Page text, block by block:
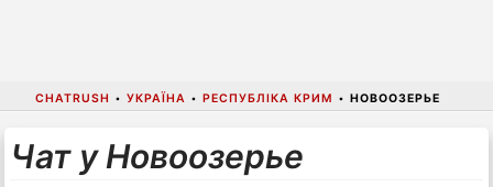
CHATRUSH • УКРАЇНА • РЕСПУБЛІКА КРИМ • НОВООЗЕРЬЕ
Чат у Новоозерье